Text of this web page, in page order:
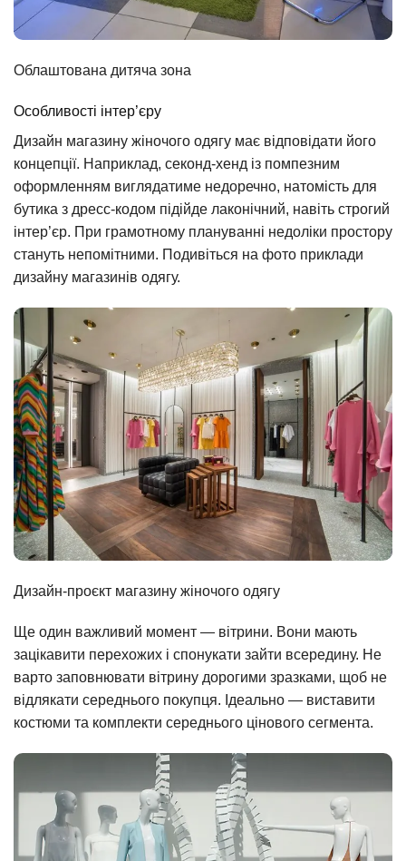
Облаштована дитяча зона
Особливості інтер’єру
Дизайн магазину жіночого одягу має відповідати його
концепції. Наприклад, секонд-хенд із помпезним
оформленням виглядатиме недоречно, натомість для
бутика з дресс-кодом підійде лаконічний, навіть строгий
інтер’єр. При грамотному плануванні недоліки простору
стануть непомітними. Подивіться на фото приклади
дизайну магазинів одягу.
Дизайн-проєкт магазину жіночого одягу
Ще один важливий момент — вітрини. Вони мають
зацікавити перехожих і спонукати зайти всередину. Не
варто заповнювати вітрину дорогими зразками, щоб не
відлякати середнього покупця. Ідеально — виставити
костюми та комплекти середнього цінового сегмента.